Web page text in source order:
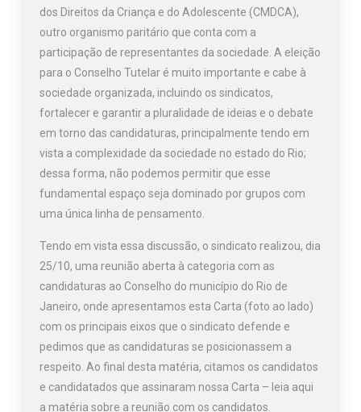
dos Direitos da Criança e do Adolescente (CMDCA),
outro organismo paritário que conta com a
participação de representantes da sociedade. A eleição
para o Conselho Tutelar é muito importante e cabe à
sociedade organizada, incluindo os sindicatos,
fortalecer e garantir a pluralidade de ideias e o debate
em torno das candidaturas, principalmente tendo em
vista a complexidade da sociedade no estado do Rio;
dessa forma, não podemos permitir que esse
fundamental espaço seja dominado por grupos com
uma única linha de pensamento.
Tendo em vista essa discussão, o sindicato realizou, dia
25/10, uma reunião aberta à categoria com as
candidaturas ao Conselho do município do Rio de
Janeiro, onde apresentamos esta Carta (foto ao lado)
com os principais eixos que o sindicato defende e
pedimos que as candidaturas se posicionassem a
respeito. Ao final desta matéria, citamos os candidatos
e candidatados que assinaram nossa Carta – leia aqui
a matéria sobre a reunião com os candidatos.